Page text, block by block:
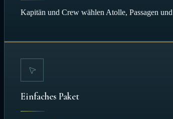
Kapitän und Crew wählen Atolle, Passagen
Einfaches Paket